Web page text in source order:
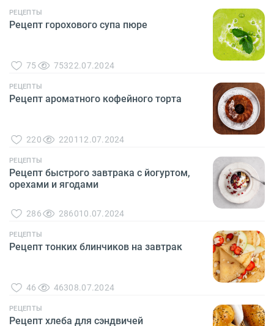
РЕЦЕПТЫ
Рецепт горохового супа пюре
75 75322.07.2024
РЕЦЕПТЫ
Рецепт ароматного кофейного торта
220 2201 12.07.2024
РЕЦЕПТЫ
Рецепт быстрого завтрака с йогуртом,
орехами и ягодами
286 286010.07.2024
РЕЦЕПТЫ
Рецепт тонких блинчиков на завтрак
46 46308.07.2024
РЕЦЕПТЫ
Рецепт хлеба для сэндвичей